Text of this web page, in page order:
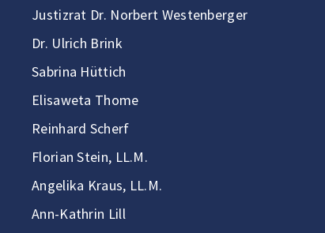
Justizrat Dr. Norbert Westenberger
Dr. Ulrich Brink
Sabrina Hüttich
Elisaweta Thome
Reinhard Scherf
Florian Stein, LL.M.
Angelika Kraus, LL.M.
Ann-Kathrin Lill